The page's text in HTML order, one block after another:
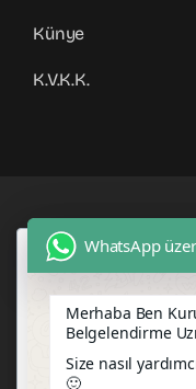
Künye
K.V.K.K.
Gizliliğinize
Çerezler,
kişiselleştirilmiş
etmemize
WhatsApp
Merhaba Ben
Belgelendirme
Size nasıl
🙂